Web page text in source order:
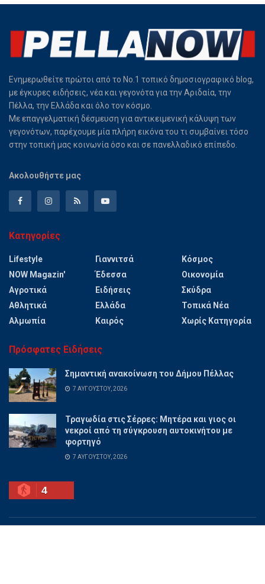
Ενημερωθείτε πρώτοι από το Νο.1 τοπικό δημοσιογραφικό blog,
με έγκυρες ειδήσεις, νέα και γεγονότα για την Αριδαία, την
Πέλλα, την Ελλάδα και όλο τον κόσμο.
Με επαγγελματική δέσμευση για αντικειμενική κάλυψη των
γεγονότων, παρέχουμε μία πλήρη εικόνα του τι συμβαίνει τόσο
στην τοπική μας κοινωνία όσο και σε πανελλαδικό επίπεδο.
Ακολουθήστε μας
Κατηγορίες
Lifestyle
NOW Magazin'
Αγροτικά
Αθλητικά
Αλμωπία
Γιαννιτσά
Έδεσσα
Ειδήσεις
Ελλάδα
Καιρός
Κόσμος
Οικονομία
Σκύδρα
Τοπικά Νέα
Χωρίς Κατηγορία
Πρόσφατες Ειδήσεις
Σημαντική ανακοίνωση του Δήμου Πέλλας
7 ΑΥΓΟΎΣΤΟΥ, 2026
Τραγωδία στις Σέρρες: Μητέρα και γιος οι
νεκροί από τη σύγκρουση αυτοκινήτου με
φορτηγό
7 ΑΥΓΟΎΣΤΟΥ, 2026
4